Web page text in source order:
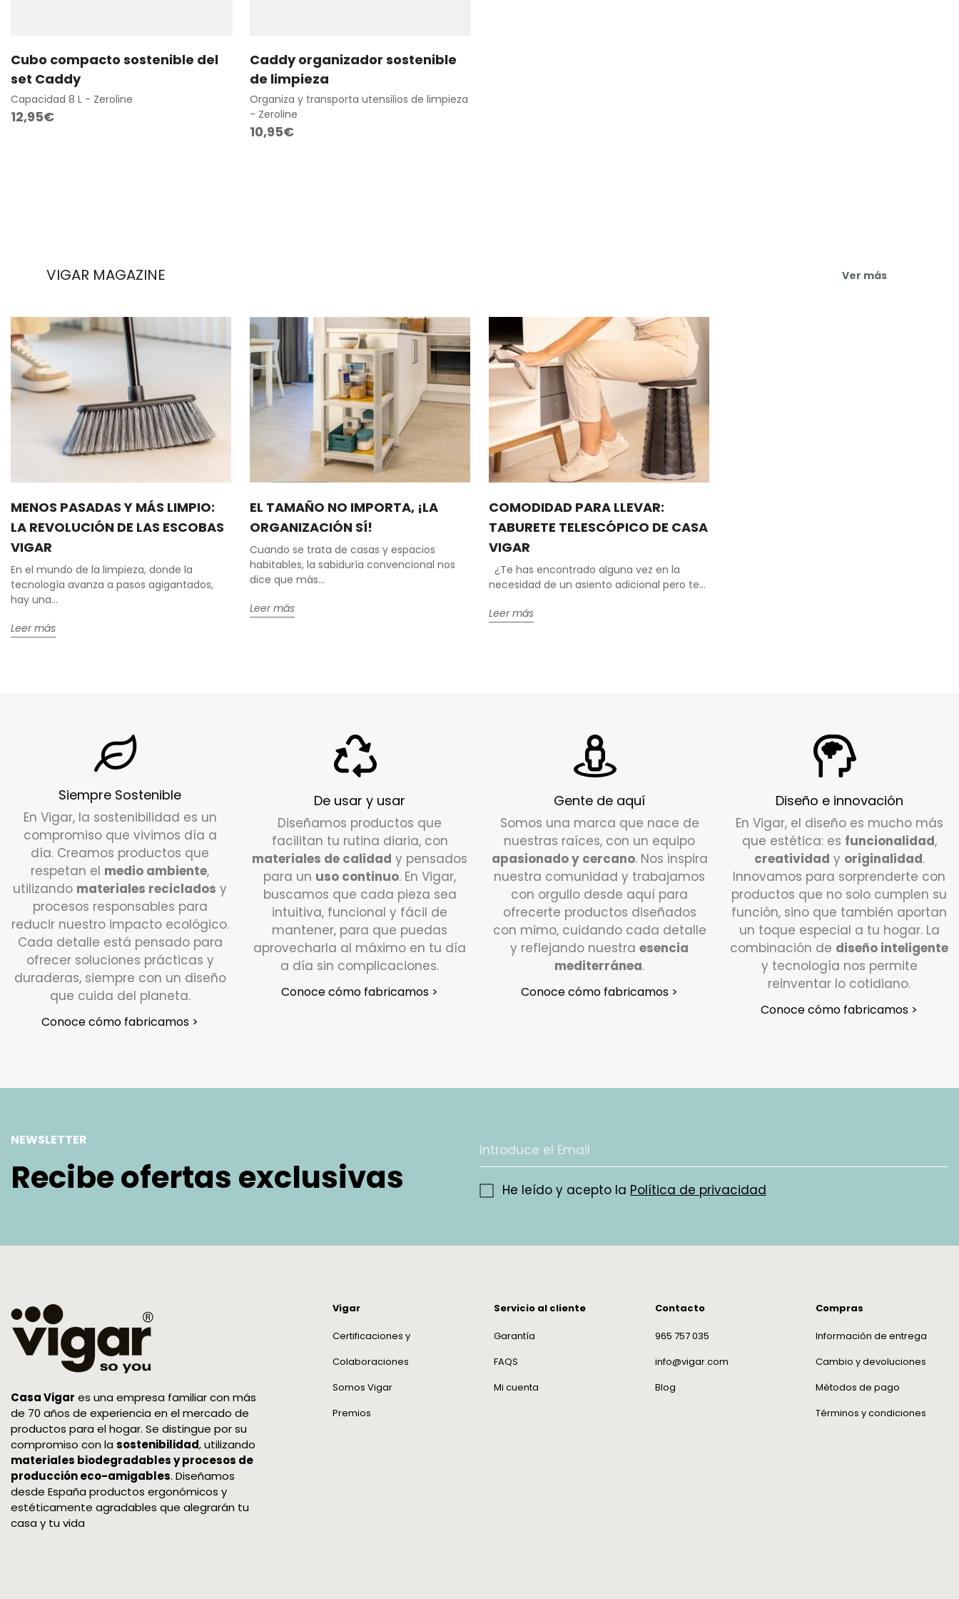
Agregar rápido
Cubo compacto sostenible del
set Caddy
Capacidad 8 L - Zeroline
Precio
12,95€
Agregar rápido
Caddy organizador sostenible
de limpieza
Organiza y transporta utensilios de limpieza
- Zeroline
Precio
10,95€
VIGAR MAGAZINE Ver más
MENOS PASADAS Y MÁS LIMPIO:
LA REVOLUCIÓN DE LAS ESCOBAS
VIGAR
En el mundo de la limpieza, donde la
tecnología avanza a pasos agigantados,
hay una...
Leer más
EL TAMAÑO NO IMPORTA, ¡LA
ORGANIZACIÓN SÍ!
Cuando se trata de casas y espacios
habitables, la sabiduría convencional nos
dice que más...
Leer más
COMODIDAD PARA LLEVAR:
TABURETE TELESCÓPICO DE CASA
VIGAR
¿Te has encontrado alguna vez en la
necesidad de un asiento adicional pero te...
Leer más
Siempre Sostenible
En Vigar, la sostenibilidad es un
compromiso que vivimos día a
día. Creamos productos que
respetan el medio ambiente,
utilizando materiales reciclados y
procesos responsables para
reducir nuestro impacto ecológico.
Cada detalle está pensado para
ofrecer soluciones prácticas y
duraderas, siempre con un diseño
que cuida del planeta.
Conoce cómo fabricamos >
De usar y usar
Diseñamos productos que
facilitan tu rutina diaria, con
materiales de calidad y pensados
para un uso continuo. En Vigar,
buscamos que cada pieza sea
intuitiva, funcional y fácil de
mantener, para que puedas
aprovecharla al máximo en tu día
a día sin complicaciones.
Conoce cómo fabricamos >
Gente de aquí
Somos una marca que nace de
nuestras raíces, con un equipo
apasionado y cercano. Nos inspira
nuestra comunidad y trabajamos
con orgullo desde aquí para
ofrecerte productos diseñados
con mimo, cuidando cada detalle
y reflejando nuestra esencia
mediterránea.
Conoce cómo fabricamos >
Diseño e innovación
En Vigar, el diseño es mucho más
que estética: es funcionalidad,
creatividad y originalidad.
Innovamos para sorprenderte con
productos que no solo cumplen su
función, sino que también aportan
un toque especial a tu hogar. La
combinación de diseño inteligente
y tecnología nos permite
reinventar lo cotidiano.
Conoce cómo fabricamos >
NEWSLETTER
Recibe ofertas exclusivas He leído y acepto la Política de privacidad
Casa Vigar es una empresa familiar con más
de 70 años de experiencia en el mercado de
productos para el hogar. Se distingue por su
compromiso con la sostenibilidad, utilizando
materiales biodegradables y procesos de
producción eco-amigables. Diseñamos
desde España productos ergonómicos y
estéticamente agradables que alegrarán tu
casa y tu vida
Vigar
Certificaciones y
Colaboraciones
Somos Vigar
Premios
Servicio al cliente
Garantía
FAQS
Mi cuenta
Contacto
965 757 035
info@vigar.com
Blog
Compras
Información de entrega
Cambio y devoluciones
Métodos de pago
Términos y condiciones